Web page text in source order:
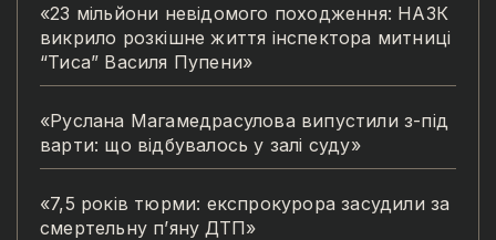
«23 мільйони невідомого походження: НАЗК
викрило розкішне життя інспектора митниці
“Тиса” Василя Пупени»
«Руслана Магамедрасулова випустили з-під
варти: що відбувалось у залі суду»
«7,5 років тюрми: експрокурора засудили за
смертельну п’яну ДТП»